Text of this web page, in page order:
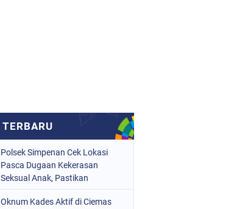
Polsek Simpenan Cek Lokasi
Pasca Dugaan Kekerasan
Seksual Anak, Pastikan
Oknum Kades Aktif di Ciemas